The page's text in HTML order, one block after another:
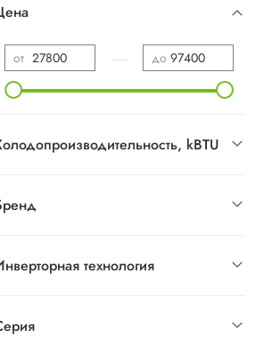
от до
kBTU
технология